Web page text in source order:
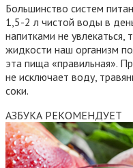
Большинство систем
1,5-2 л чистой воды в
напитками не
жидкости наш организм
эта пища «правильная».
не исключает воду,
соки.
АЗБУКА РЕКОМЕНДУЕТ